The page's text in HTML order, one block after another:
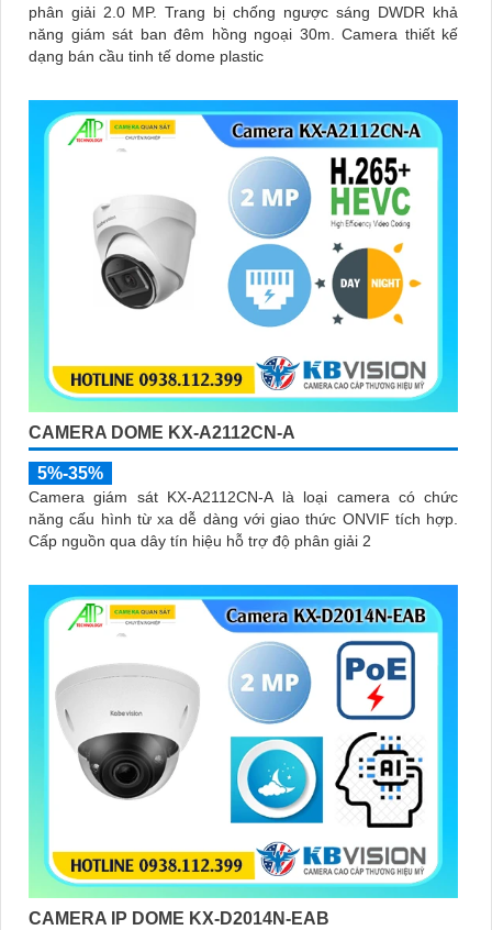
phân giải 2.0 MP. Trang bị chống ngược sáng DWDR khả
năng giám sát ban đêm hồng ngoại 30m. Camera thiết kế
dạng bán cầu tinh tế dome plastic
CAMERA DOME KX-A2112CN-A
5%-35%
Camera giám sát KX-A2112CN-A là loại camera có chức
năng cấu hình từ xa dễ dàng với giao thức ONVIF tích hợp.
Cấp nguồn qua dây tín hiệu hỗ trợ độ phân giải 2
CAMERA IP DOME KX-D2014N-EAB